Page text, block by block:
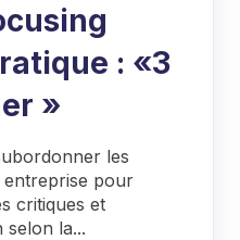
: «3
»
les
pour
critiques et
la...